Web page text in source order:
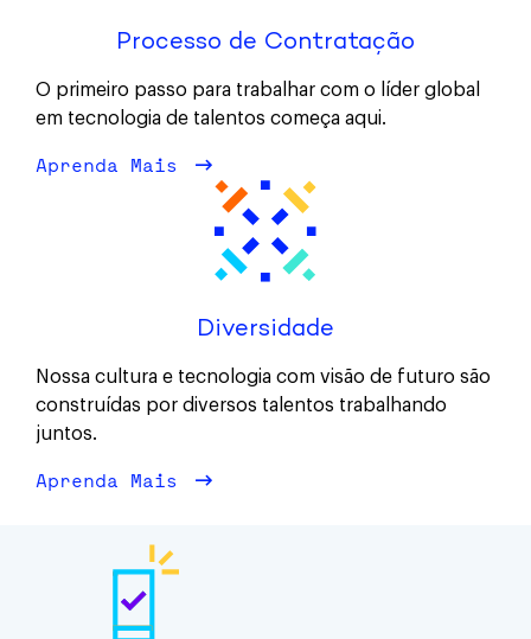
Processo de Contratação
O primeiro passo para trabalhar com o líder global
em tecnologia de talentos começa aqui.
Aprenda Mais sobre Processo de
Diversidade
Nossa cultura e tecnologia com visão de futuro são
construídas por diversos talentos trabalhando
juntos.
Aprenda Mais sobre Diversidade